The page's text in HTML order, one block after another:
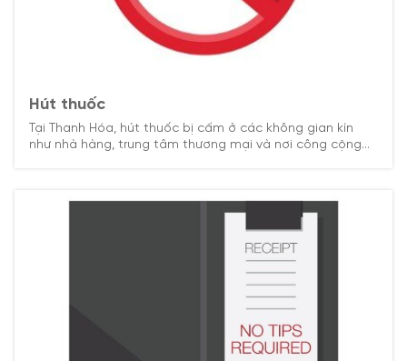
Hút thuốc
Tại Thanh Hóa, hút thuốc bị cấm ở các không gian kín
như nhà hàng, trung tâm thương mại và nơi công cộng